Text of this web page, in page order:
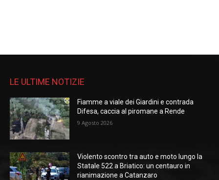
LE ULTIME NOTIZIE
Fiamme a viale dei Giardini e contrada
Difesa, caccia al piromane a Rende
9 Agosto 2026
Violento scontro tra auto e moto lungo la
Statale 522 a Briatico: un centauro in
rianimazione a Catanzaro